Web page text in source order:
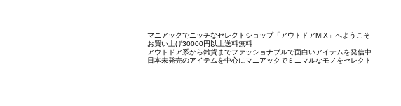
マニアックでニッチなセレクトショップ「アウトドアMIX」へようこそ
お買い上げ30000円以上送料無料
アウトドア系から雑貨までファッショナブルで面白いアイテムを発信中
日本未発売のアイテムを中心にマニアックでミニマルなモノをセレクト